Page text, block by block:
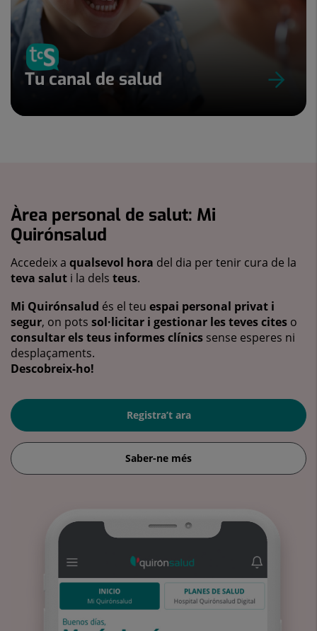
Tu canal de salud
Àrea personal de salut: Mi
Quirónsalud
Accedeix a qualsevol hora del dia per tenir cura de la
teva salut i la dels teus.
Mi Quirónsalud és el teu espai personal privat i
segur, on pots sol·licitar i gestionar les teves cites o
consultar els teus informes clínics sense esperes ni
desplaçaments.
Descobreix-ho!
Registra’t ara
Saber-ne més